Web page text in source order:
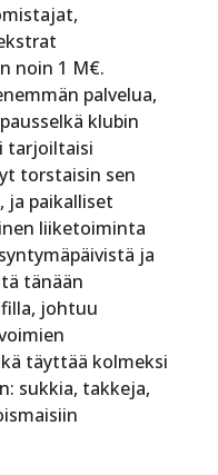
noin 1 M€.
palvelua,
klubin
tarjoiltaisi
torstaisin sen
ja paikalliset
liiketoiminta
ja
tänään
johtuu
täyttää kolmeksi
sukkia, takkeja,